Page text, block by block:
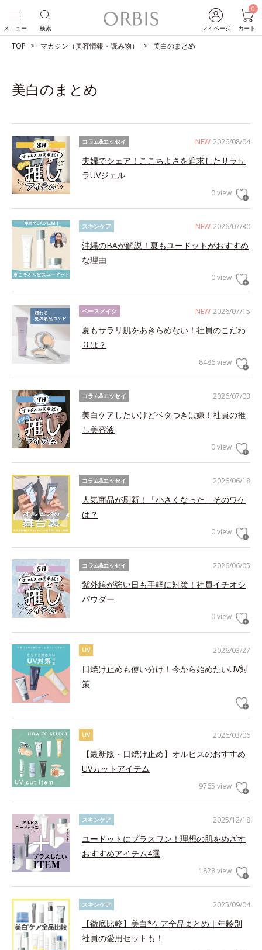
マイページ
0
カート
検索
メニュー
TOP マガジン（美容情報・読み物） 美白のまとめ
美白のまとめ
NEW 2026/08/04
コラム&エッセイ
夫婦でシェア！ここちよさを追求したサラサ
ラUVジェル
0 view
NEW 2026/07/30
スキンケア
沖縄のBAが解説！夏もユードットがおすすめ
な理由
0 view
NEW 2026/07/15
ベースメイク
夏もサラリ肌をあきらめない！社員のこだわ
りは？
8486 view
2026/07/03
コラム&エッセイ
美白ケアしたいけどベタつきは嫌！社員の推
し美容液
0 view
2026/06/18
コラム&エッセイ
人気商品が刷新！「小さくなった」そのワケ
は？
0 view
2026/06/05
コラム&エッセイ
紫外線が強い日も手軽に対策！社員イチオシ
パウダー
0 view
2026/03/27
UV
日焼け止めも使い分け！今から始めたいUV対
策
2026/03/06
UV
【最新版・日焼け止め】オルビスのおすすめ
UVカットアイテム
9765 view
2025/12/18
スキンケア
ユードットにプラスワン！理想の肌をめざす
おすすめアイテム4選
1828 view
2025/09/04
スキンケア
【徹底比較】美白*ケア全品まとめ｜年齢別
社員の愛用セットも！